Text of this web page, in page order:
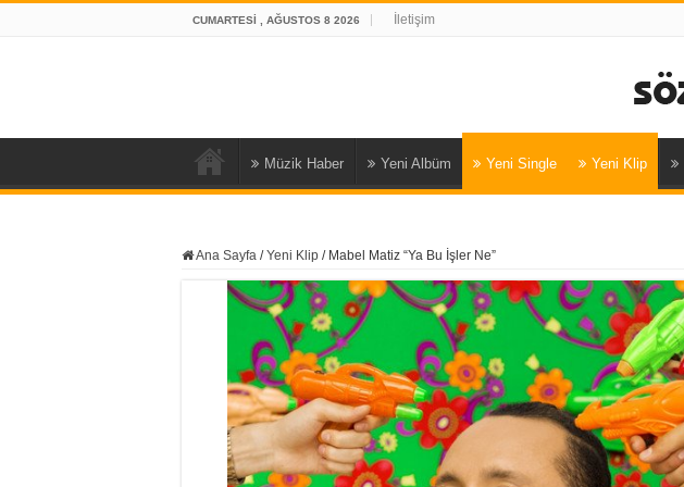
CUMARTESI , AĞUSTOS 8 2026 İletişim
Müzik Haber Yeni Albüm Yeni Single Yeni Klip
Ana Sayfa / Yeni Klip / Mabel Matiz “Ya Bu İşler Ne”